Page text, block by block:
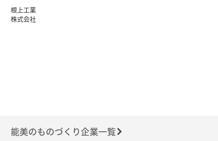
根上工業
株式会社
能美のものづくり企業一覧